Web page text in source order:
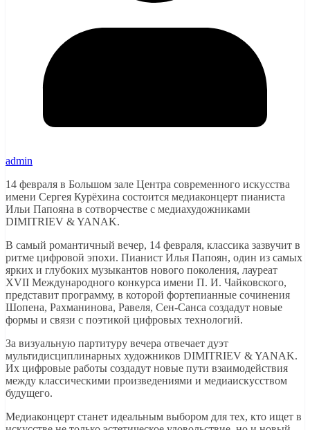
admin
14 февраля в Большом зале Центра современного искусства
имени Сергея Курёхина состоится медиаконцерт пианиста
Ильи Папояна в сотворчестве с медиахудожниками
DIMITRIEV & YANAK.
В самый романтичный вечер, 14 февраля, классика зазвучит в
ритме цифровой эпохи. Пианист Илья Папоян, один из самых
ярких и глубоких музыкантов нового поколения, лауреат
XVII Международного конкурса имени П. И. Чайковского,
представит программу, в которой фортепианные сочинения
Шопена, Рахманинова, Равеля, Сен-Санса создадут новые
формы и связи с поэтикой цифровых технологий.
За визуальную партитуру вечера отвечает дуэт
мультидисциплинарных художников DIMITRIEV & YANAK.
Их цифровые работы создадут новые пути взаимодействия
между классическими произведениями и медиаискусством
будущего.
Медиаконцерт станет идеальным выбором для тех, кто ищет в